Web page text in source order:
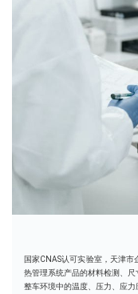
国家CNAS认可实验室，天津
热管理系统产品的材料检测、
整车环境中的温度、压力、应